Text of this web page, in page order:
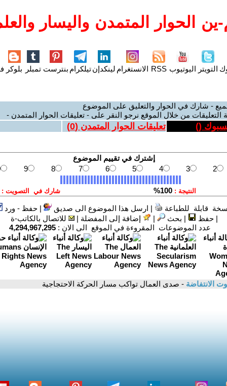
الحوار المتمدن واليسار
التويتر اليوتيوب RSS الانستغرام لينكدإنتيلكرام بنترست تمبلر بلوكر
- شارك في الحوار والتعليق على الموضوع
التعليقات من خلال الموقع نرجو النقر على - تعليقات الحوار المتمدن -
(
) تعليقات الحوار المتمدن (0
)
قابلة للطباعة | ارسل هذا الموضوع الى صديق |حفظ - ورد
|حفظ | بحث | إضافة إلى المفضلة |
للاتصال بالكاتب-ة
عدد الموضوعات المقروءة في الموقع الى الان : 4,294,967,295
الانتفاضة - صدى العمال تواكب مسار الحركة الاحتجاجية